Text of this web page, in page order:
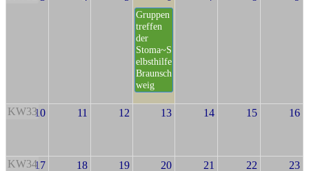
Gruppen
treffen
der
Stoma~S
elbsthilfe
Braunsch
weig
KW3310 11 12 13 14 15 16
KW3417 18 19 20 21 22 23